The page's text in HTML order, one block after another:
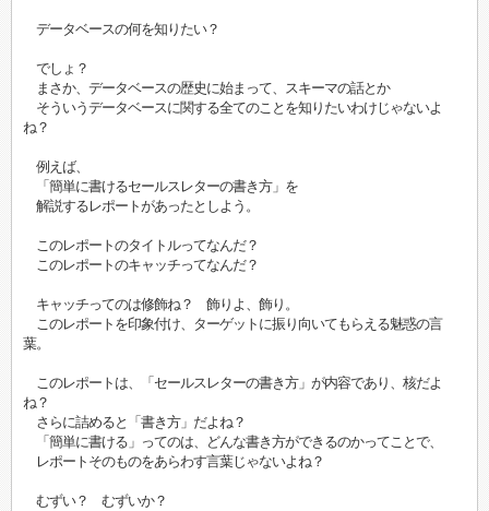
データベースの何を知りたい？
でしょ？
まさか、データベースの歴史に始まって、スキーマの話とか
そういうデータベースに関する全てのことを知りたいわけじゃないよ
ね？
例えば、
「簡単に書けるセールスレターの書き方」を
解説するレポートがあったとしよう。
このレポートのタイトルってなんだ？
このレポートのキャッチってなんだ？
キャッチってのは修飾ね？ 飾りよ、飾り。
このレポートを印象付け、ターゲットに振り向いてもらえる魅惑の言
葉。
このレポートは、「セールスレターの書き方」が内容であり、核だよ
ね？
さらに詰めると「書き方」だよね？
「簡単に書ける」ってのは、どんな書き方ができるのかってことで、
レポートそのものをあらわす言葉じゃないよね？
むずい？ むずいか？